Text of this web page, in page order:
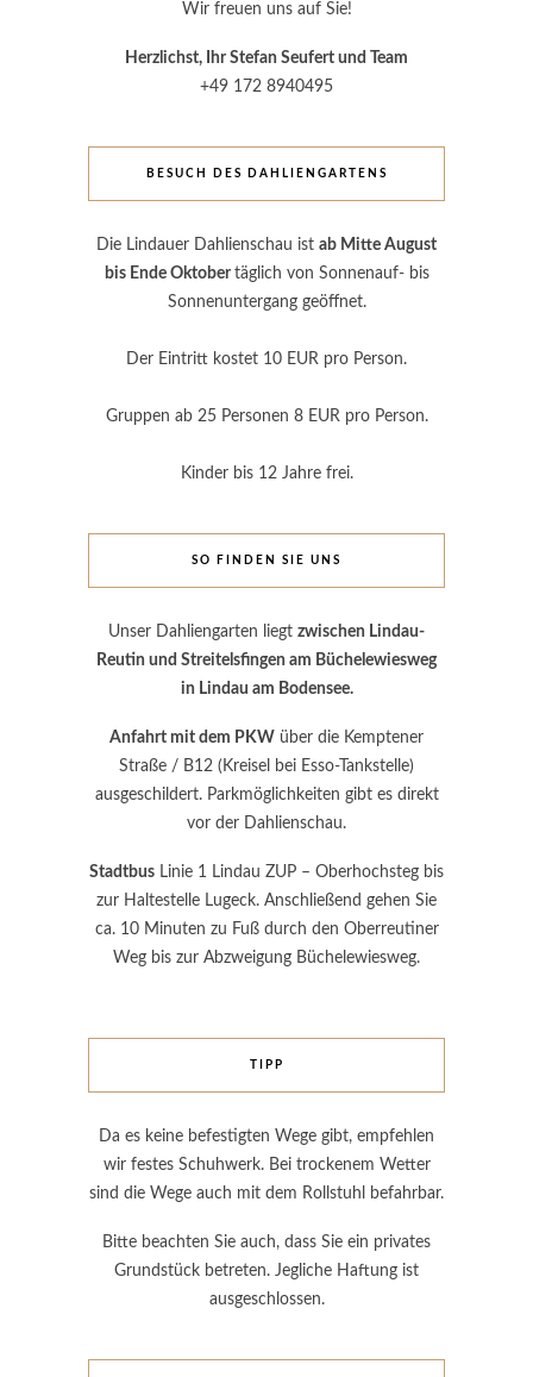
Wir freuen uns auf Sie!
Herzlichst, Ihr Stefan Seufert und Team
+49 172 8940495
BESUCH DES DAHLIENGARTENS
Die Lindauer Dahlienschau ist ab Mitte August
bis Ende Oktober täglich von Sonnenauf- bis
Sonnenuntergang geöffnet.
Der Eintritt kostet 10 EUR pro Person.
Gruppen ab 25 Personen 8 EUR pro Person.
Kinder bis 12 Jahre frei.
SO FINDEN SIE UNS
Unser Dahliengarten liegt zwischen Lindau-
Reutin und Streitelsfingen am Büchelewiesweg
in Lindau am Bodensee.
Anfahrt mit dem PKW über die Kemptener
Straße / B12 (Kreisel bei Esso-Tankstelle)
ausgeschildert. Parkmöglichkeiten gibt es direkt
vor der Dahlienschau.
Stadtbus Linie 1 Lindau ZUP – Oberhochsteg bis
zur Haltestelle Lugeck. Anschließend gehen Sie
ca. 10 Minuten zu Fuß durch den Oberreutiner
Weg bis zur Abzweigung Büchelewiesweg.
TIPP
Da es keine befestigten Wege gibt, empfehlen
wir festes Schuhwerk. Bei trockenem Wetter
sind die Wege auch mit dem Rollstuhl befahrbar.
Bitte beachten Sie auch, dass Sie ein privates
Grundstück betreten. Jegliche Haftung ist
ausgeschlossen.